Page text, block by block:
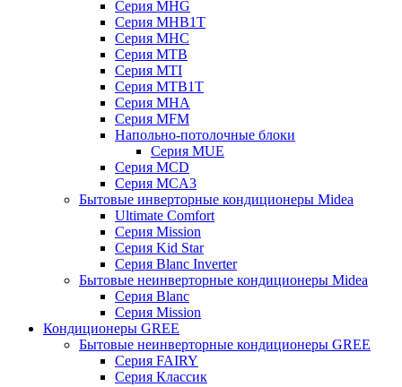
Серия MHG
Серия MHB1T
Серия MHC
Серия MTB
Серия MTI
Серия MTB1T
Серия MHA
Серия MFM
Напольно-потолочные блоки
Серия MUE
Серия MCD
Серия MCA3
Бытовые инверторные кондиционеры Midea
Ultimate Comfort
Серия Mission
Серия Kid Star
Серия Blanc Inverter
Бытовые неинверторные кондиционеры Midea
Серия Blanc
Серия Mission
Кондиционеры GREE
Бытовые неинверторные кондиционеры GREE
Серия FAIRY
Серия Классик